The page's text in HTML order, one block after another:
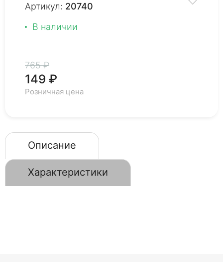
Артикул: 20740
В наличии
765 ₽
149 ₽
Розничная цена
Описание
Характеристики